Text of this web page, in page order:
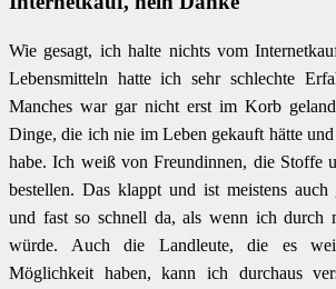
Wie gesagt, ich halte nichts vom
Lebensmitteln hatte ich sehr schlechte
Manches war gar nicht erst im Korb
Dinge, die ich nie im Leben gekauft hätte
habe. Ich weiß von Freundinnen, die Stoffe
bestellen. Das klappt und ist meistens auch
und fast so schnell da, als wenn ich durch
würde. Auch die Landleute, die es
Möglichkeit haben, kann ich durchaus